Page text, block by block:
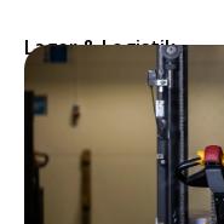
Lager & Logistik